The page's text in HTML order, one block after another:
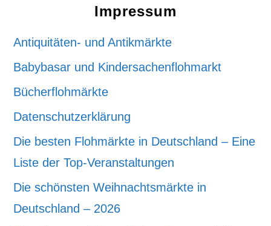
Impressum
Antiquitäten- und Antikmärkte
Babybasar und Kindersachenflohmarkt
Bücherflohmärkte
Datenschutzerklärung
Die besten Flohmärkte in Deutschland – Eine
Liste der Top-Veranstaltungen
Die schönsten Weihnachtsmärkte in
Deutschland – 2026